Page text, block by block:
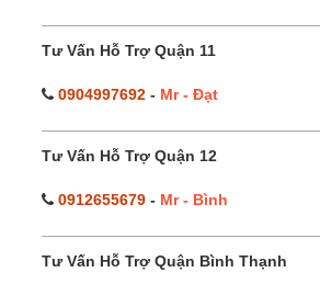
Tư Vấn Hỗ Trợ Quận 11
0904997692 - Mr - Đạt
Tư Vấn Hỗ Trợ Quận 12
0912655679 - Mr - Bình
Tư Vấn Hỗ Trợ Quận Bình Thạnh